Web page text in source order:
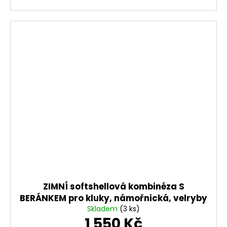
ZIMNÍ softshellová kombinéza S
BERÁNKEM pro kluky, námořnická, velryby
Skladem (3 ks)